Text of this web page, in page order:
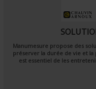
Manumesure propose des
préserver la durée de vie et
est essentiel de les